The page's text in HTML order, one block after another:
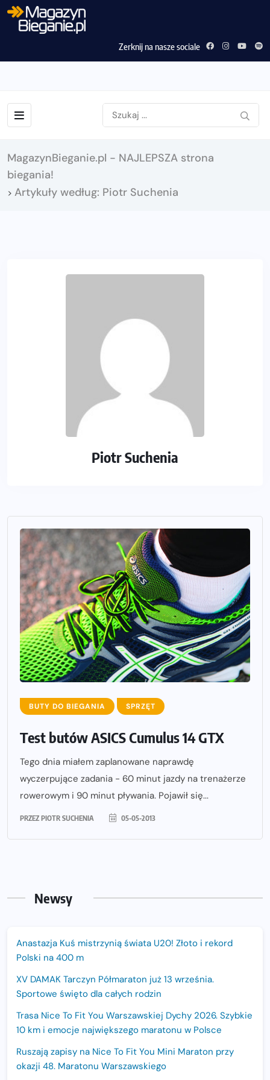
Zerknij na nasze sociale
MagazynBieganie.pl - NAJLEPSZA strona
biegania!
> Artykuły według: Piotr Suchenia
Piotr Suchenia
BUTY DO BIEGANIA SPRZĘT
Test butów ASICS Cumulus 14 GTX
Tego dnia miałem zaplanowane naprawdę
wyczerpujące zadania - 60 minut jazdy na trenażerze
rowerowym i 90 minut pływania. Pojawił się...
PRZEZ PIOTR SUCHENIA 05-05-2013
Newsy
Anastazja Kuś mistrzynią świata U20! Złoto i rekord
Polski na 400 m
XV DAMAK Tarczyn Półmaraton już 13 września.
Sportowe święto dla całych rodzin
Trasa Nice To Fit You Warszawskiej Dychy 2026. Szybkie
10 km i emocje największego maratonu w Polsce
Ruszają zapisy na Nice To Fit You Mini Maraton przy
okazji 48. Maratonu Warszawskiego